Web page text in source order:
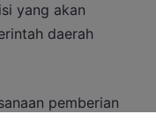
yang akan
daerah
pemberian
Provinsi,